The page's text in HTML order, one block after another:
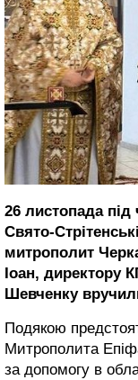
26 листопада під
Свято-
митрополит
Іоан, директору
Шевченку
Подякою
Митрополита
за допомогу в